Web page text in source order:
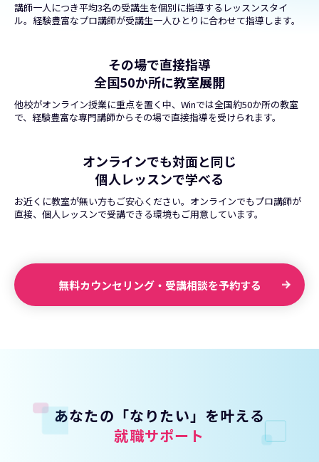
講師一人につき平均3名の受講生を個別に指導するレッスンスタイ
ル。経験豊富なプロ講師が受講生一人ひとりに合わせて指導します。
その場で直接指導
全国50か所に教室展開
他校がオンライン授業に重点を置く中、Winでは全国約50か所の教室
で、経験豊富な専門講師からその場で直接指導を受けられます。
オンラインでも対面と同じ
個人レッスンで学べる
お近くに教室が無い方もご安心ください。オンラインでもプロ講師が
直接、個人レッスンで受講できる環境もご用意しています。
無料カウンセリング・受講相談を予約する
あなたの「なりたい」を叶える
就職サポート